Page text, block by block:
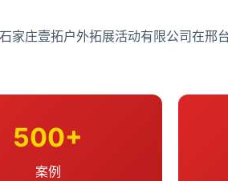
家庄壹拓户外拓展活动有限公司在邢
500+
案例